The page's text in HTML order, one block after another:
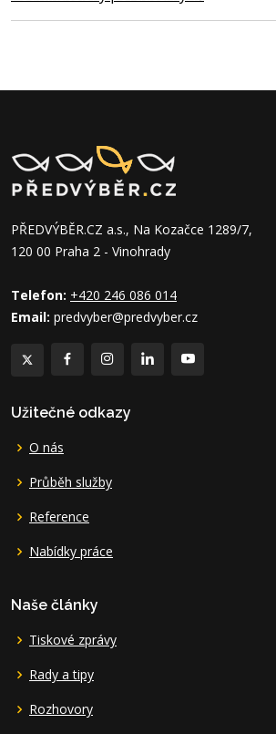
PŘEDVÝBĚR.CZ a.s., Na Kozačce 1289/7,
120 00 Praha 2 - Vinohrady
Telefon: +420 246 086 014
Email: predvyber@predvyber.cz
Užitečné odkazy
O nás
Průběh služby
Reference
Nabídky práce
Naše články
Tiskové zprávy
Rady a tipy
Rozhovory